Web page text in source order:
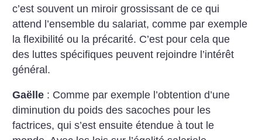
c’est souvent un miroir grossissant de ce qui
attend l’ensemble du salariat, comme par exemple
la flexibilité ou la précarité. C’est pour cela que
des luttes spécifiques peuvent rejoindre l’intérêt
général.
Gaëlle : Comme par exemple l’obtention d’une
diminution du poids des sacoches pour les
factrices, qui s’est ensuite étendue à tout le